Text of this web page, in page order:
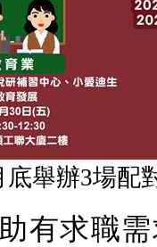
底舉辦3場配
有求職